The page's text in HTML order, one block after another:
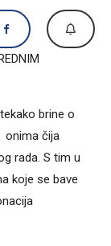
brine o
onima čija
rada. S tim u
koje se bave